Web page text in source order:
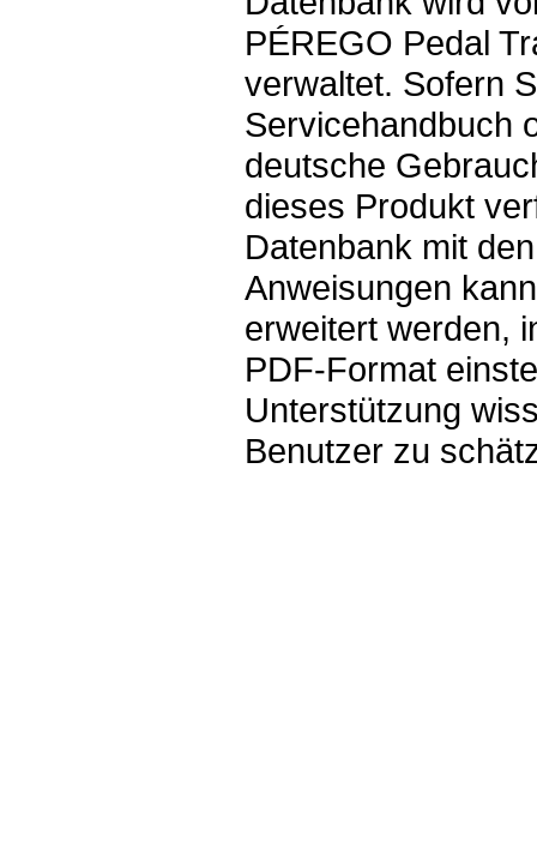
PÉREGO Pedal
verwaltet. Sofern
Servicehandbuch
deutsche
dieses Produkt
Datenbank mit
Anweisungen
erweitert werden,
PDF-Format
Unterstützung
Benutzer zu